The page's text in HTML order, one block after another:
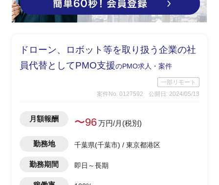
ドローン、ロボット等を取り扱う企業の社
員代替としてPMO支援のPMO求人・案件
一部リモート
案件No. 0127592
公開日: 2024/05/13
月額報酬 〜96万円/月(税別)
勤務地 千葉県(千葉市) / 東京都港区
勤務期間 即日～長期